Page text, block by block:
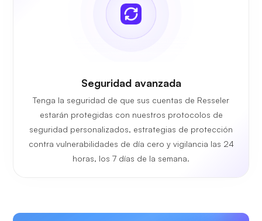
Seguridad avanzada
Tenga la seguridad de que sus cuentas de Resseler
estarán protegidas con nuestros protocolos de
seguridad personalizados, estrategias de protección
contra vulnerabilidades de día cero y vigilancia las 24
horas, los 7 días de la semana.